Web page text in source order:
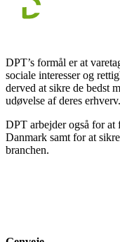
DPT’s formål er at
sociale interesser og
derved at sikre de bedst
udøvelse af deres erhverv.
DPT arbejder også for at
Danmark samt for at
branchen.